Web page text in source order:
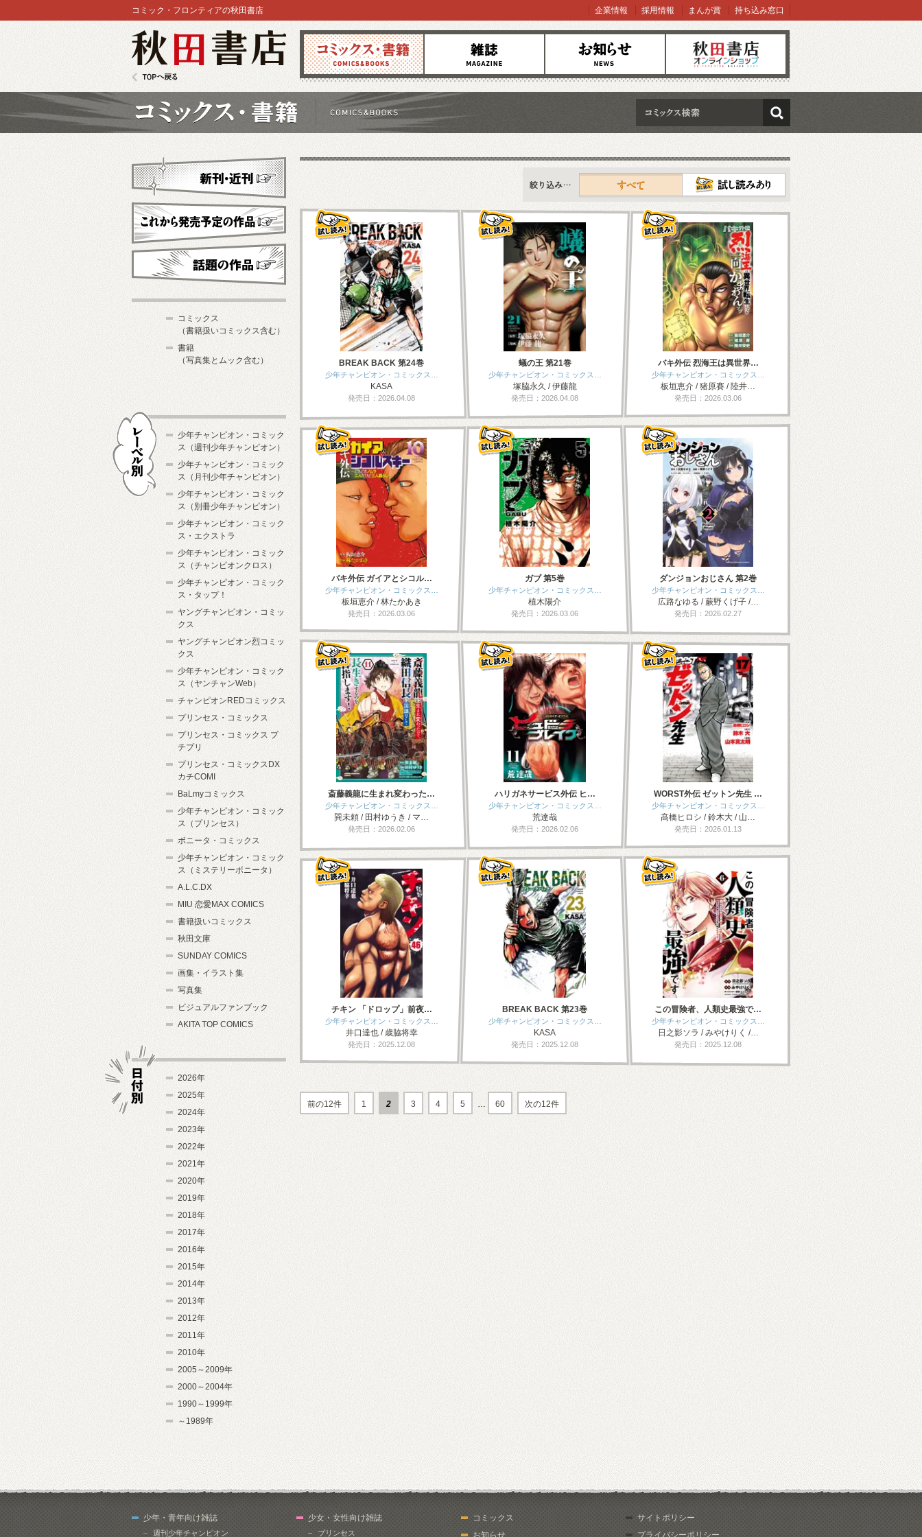
コミックス 雑誌 お知らせ オンラインショップ
コミック・フロンティアの秋田書店 企業情報 採用情報 まんが賞 持ち込み窓口
検索
新刊情報
すべて
BREAK BACK 第24巻
少年チャンピオン・コミックス…
KASA
発売日：2026.04.08
蟻の王 第21巻
少年チャンピオン・コミックス…
塚脇永久 / 伊藤龍
発売日：2026.04.08
バキ外伝 烈海王は異世界…
少年チャンピオン・コミックス…
板垣恵介 / 猪原賽 / 陸井…
発売日：2026.03.06
バキ外伝 ガイアとシコル…
少年チャンピオン・コミックス…
板垣恵介 / 林たかあき
発売日：2026.03.06
ガブ 第5巻
少年チャンピオン・コミックス…
植木陽介
発売日：2026.03.06
ダンジョンおじさん 第2巻
少年チャンピオン・コミックス…
広路なゆる / 蕨野くげ子 /…
発売日：2026.02.27
斎藤義龍に生まれ変わった…
少年チャンピオン・コミックス…
巽未頼 / 田村ゆうき / マ…
発売日：2026.02.06
ハリガネサービス外伝 ヒ…
少年チャンピオン・コミックス…
荒達哉
発売日：2026.02.06
WORST外伝 ゼットン先生 …
少年チャンピオン・コミックス…
髙橋ヒロシ / 鈴木大 / 山…
発売日：2026.01.13
チキン 「ドロップ」前夜…
少年チャンピオン・コミックス…
井口達也 / 歳脇将幸
発売日：2025.12.08
BREAK BACK 第23巻
少年チャンピオン・コミックス…
KASA
発売日：2025.12.08
この冒険者、人類史最強で…
少年チャンピオン・コミックス…
日之影ソラ / みやけりく /…
発売日：2025.12.08
前の12件 1 2 3 4 5 … 60 次の12件
新刊・近刊
これから発売予定
コミックス
（書籍扱いコミックス含む）
書籍
（写真集とムック含む）
少年チャンピオン・コミック
ス（週刊少年チャンピオン）
少年チャンピオン・コミック
ス（月刊少年チャンピオン）
少年チャンピオン・コミック
ス（別冊少年チャンピオン）
少年チャンピオン・コミック
ス・エクストラ
少年チャンピオン・コミック
ス（チャンピオンクロス）
少年チャンピオン・コミック
ス・タップ！
ヤングチャンピオン・コミッ
クス
ヤングチャンピオン烈コミッ
クス
少年チャンピオン・コミック
ス（ヤンチャンWeb）
チャンピオンREDコミックス
プリンセス・コミックス
プリンセス・コミックス プ
チプリ
プリンセス・コミックスDX
カチCOMI
BaLmyコミックス
少年チャンピオン・コミック
ス（プリンセス）
ボニータ・コミックス
少年チャンピオン・コミック
ス（ミステリーボニータ）
A.L.C.DX
MIU 恋愛MAX COMICS
書籍扱いコミックス
秋田文庫
SUNDAY COMICS
画集・イラスト集
写真集
ビジュアルファンブック
AKITA TOP COMICS
2026年
2025年
2024年
2023年
2022年
2021年
2020年
2019年
2018年
2017年
2016年
2015年
2014年
2013年
2012年
2011年
2010年
2005～2009年
2000～2004年
1990～1999年
～1989年
少年・青年向け雑誌
週刊少年チャンピオン
少女・女性向け雑誌
プリンセス
コミックス
お知らせ
サイトポリシー
プライバシーポリシー